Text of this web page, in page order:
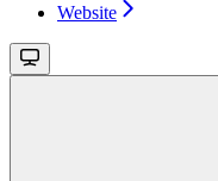
Website